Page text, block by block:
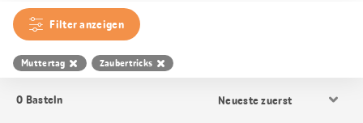
Filter anzeigen
Muttertag Zaubertricks
0 Basteln
Sortierung